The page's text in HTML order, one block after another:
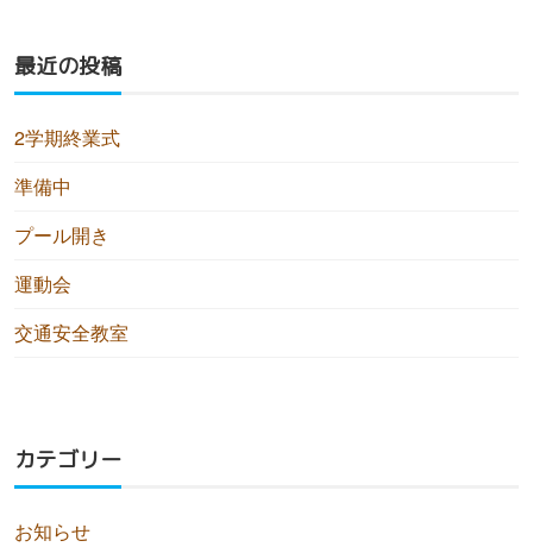
最近の投稿
2学期終業式
準備中
プール開き
運動会
交通安全教室
カテゴリー
お知らせ